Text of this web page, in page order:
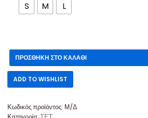
S M L
ΠΡΟΣΘΉΚΗ ΣΤΟ ΚΑΛΆΘΙ
ADD TO WISHLIST
Κωδικός προϊόντος: Μ/Δ